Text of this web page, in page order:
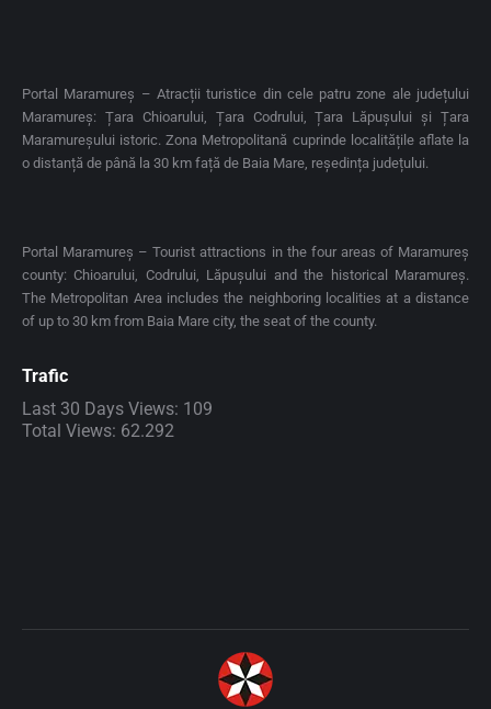
Portal Maramureș – Atracții turistice din cele patru zone ale județului
Maramureș: Țara Chioarului, Țara Codrului, Țara Lăpușului și Țara
Maramureșului istoric. Zona Metropolitană cuprinde localitățile aflate la
o distanță de până la 30 km față de Baia Mare, reședința județului.
Portal Maramureș – Tourist attractions in the four areas of Maramureș
county: Chioarului, Codrului, Lăpușului and the historical Maramureș.
The Metropolitan Area includes the neighboring localities at a distance
of up to 30 km from Baia Mare city, the seat of the county.
Trafic
Last 30 Days Views: 109
Total Views: 62.292